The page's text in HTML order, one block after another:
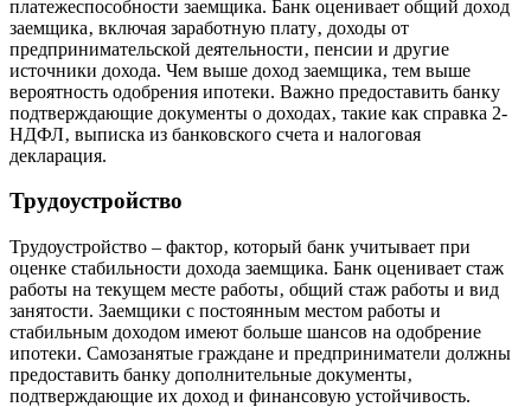
платежеспособности заемщика. Банк оценивает общий доход
заемщика‚ включая заработную плату‚ доходы от
предпринимательской деятельности‚ пенсии и другие
источники дохода. Чем выше доход заемщика‚ тем выше
вероятность одобрения ипотеки. Важно предоставить банку
подтверждающие документы о доходах‚ такие как справка 2-
НДФЛ‚ выписка из банковского счета и налоговая
декларация.
Трудоустройство
Трудоустройство – фактор‚ который банк учитывает при
оценке стабильности дохода заемщика. Банк оценивает стаж
работы на текущем месте работы‚ общий стаж работы и вид
занятости. Заемщики с постоянным местом работы и
стабильным доходом имеют больше шансов на одобрение
ипотеки. Самозанятые граждане и предприниматели должны
предоставить банку дополнительные документы‚
подтверждающие их доход и финансовую устойчивость.